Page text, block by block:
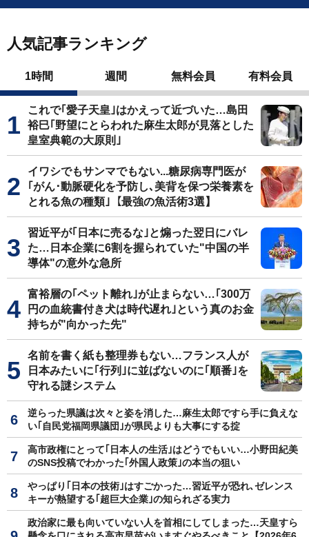
人気記事ランキング
1時間 週間 無料会員 有料会員
これで｢愛子天皇｣はかえって近づいた…島田
裕巳｢野望にとらわれた麻生太郎が見落とした
皇室典範の大原則｣
イワシでもサンマでもない...糖尿病専門医が
｢がん･動脈硬化を予防し､美背を保つ栄養素を
とれる魚の種類｣【最強の魚活術3選】
習近平が｢日本に売るな｣と煽った翌日にバレ
た…日本企業に6割を握られていた"中国の半
導体"の意外な急所
富裕層の｢ペット離れ｣が止まらない…｢300万
円の血統書付き犬は時代遅れ｣という真のお金
持ちが"向かった先"
名前を書く紙も整理券もない…フランス人が
日本みたいに｢行列｣に並ばないのに｢順番｣を
守れる謎システム
逆らった県議は次々と姿を消した…麻生太郎ですら手に負えな
い｢自民党福岡県議団｣が県民よりも大事にする掟
高市政権にとって｢日本人の生活｣はどうでもいい…小野田紀美
のSNS投稿でわかった｢外国人政策｣の本当の狙い
やっぱり｢日本の技術｣はすごかった…習近平が恐れ､ゼレンス
キーが熱望する｢超巨大企業｣の知られざる実力
政治家に最も向いていない人を首相にしてしまった…天皇すら